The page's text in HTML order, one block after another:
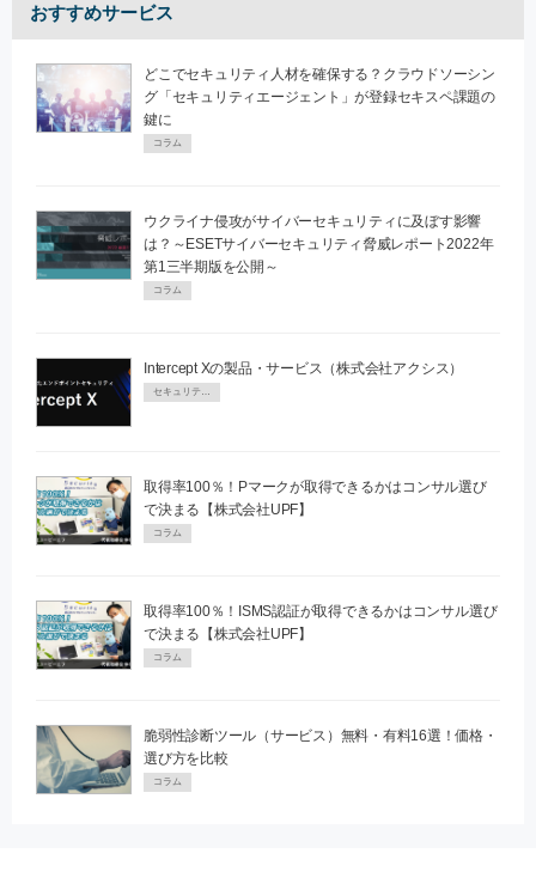
おすすめサービス
どこでセキュリティ人材を確保する？クラウドソーシン
グ「セキュリティエージェント」が登録セキスペ課題の
鍵に
コラム
ウクライナ侵攻がサイバーセキュリティに及ぼす影響
は？～ESETサイバーセキュリティ脅威レポート2022年
第1三半期版を公開～
コラム
Intercept Xの製品・サービス（株式会社アクシス）
セキュリティPR
取得率100％！Pマークが取得できるかはコンサル選び
で決まる【株式会社UPF】
コラム
取得率100％！ISMS認証が取得できるかはコンサル選び
で決まる【株式会社UPF】
コラム
脆弱性診断ツール（サービス）無料・有料16選！価格・
選び方を比較
コラム